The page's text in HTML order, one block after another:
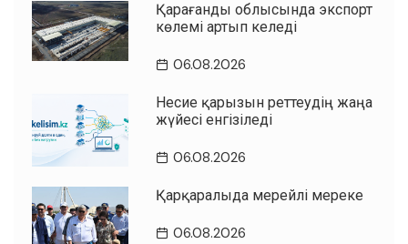
Қарағанды облысында экспорт
көлемі артып келеді
06.08.2026
Несие қарызын реттеудің жаңа
жүйесі енгізіледі
06.08.2026
Қарқаралыда мерейлі мереке
06.08.2026